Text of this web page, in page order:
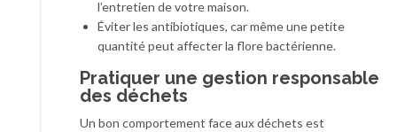
l’entretien de votre maison.
Éviter les antibiotiques, car même une petite
quantité peut affecter la flore bactérienne.
Pratiquer une gestion responsable
des déchets
Un bon comportement face aux déchets est